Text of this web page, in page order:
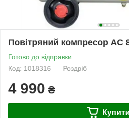
Повітряний компресор AC
Готово до відправки
Код: 1018316
Роздріб
4 990 ₴
Купити